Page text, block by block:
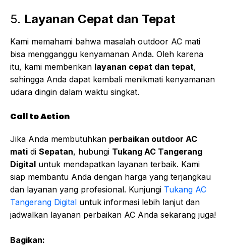
5. Layanan Cepat dan Tepat
Kami memahami bahwa masalah outdoor AC mati
bisa mengganggu kenyamanan Anda. Oleh karena
itu, kami memberikan layanan cepat dan tepat,
sehingga Anda dapat kembali menikmati kenyamanan
udara dingin dalam waktu singkat.
Call to Action
Jika Anda membutuhkan perbaikan outdoor AC
mati di Sepatan, hubungi Tukang AC Tangerang
Digital untuk mendapatkan layanan terbaik. Kami
siap membantu Anda dengan harga yang terjangkau
dan layanan yang profesional. Kunjungi Tukang AC
Tangerang Digital untuk informasi lebih lanjut dan
jadwalkan layanan perbaikan AC Anda sekarang juga!
Bagikan: